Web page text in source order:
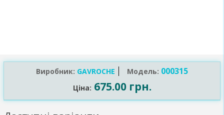
Виробник: GAVROCHE Модель: 000315
Ціна: 675.00 грн.